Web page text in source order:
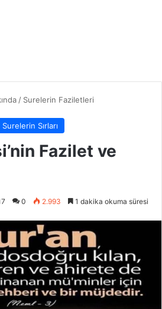
/ Surelerin Faziletleri
Surelerin Sırları
Fazilet ve
0 2.993 1 dakika okuma süresi